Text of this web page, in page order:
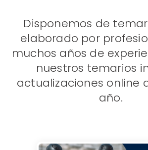
Disponemos de
elaborado por
muchos años de
nuestros temarios
actualizaciones online
año.